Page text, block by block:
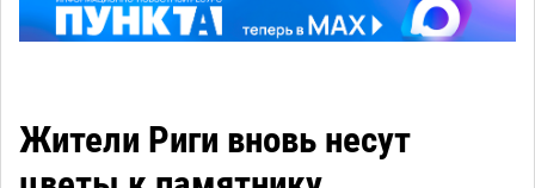
Жители Риги вновь несут